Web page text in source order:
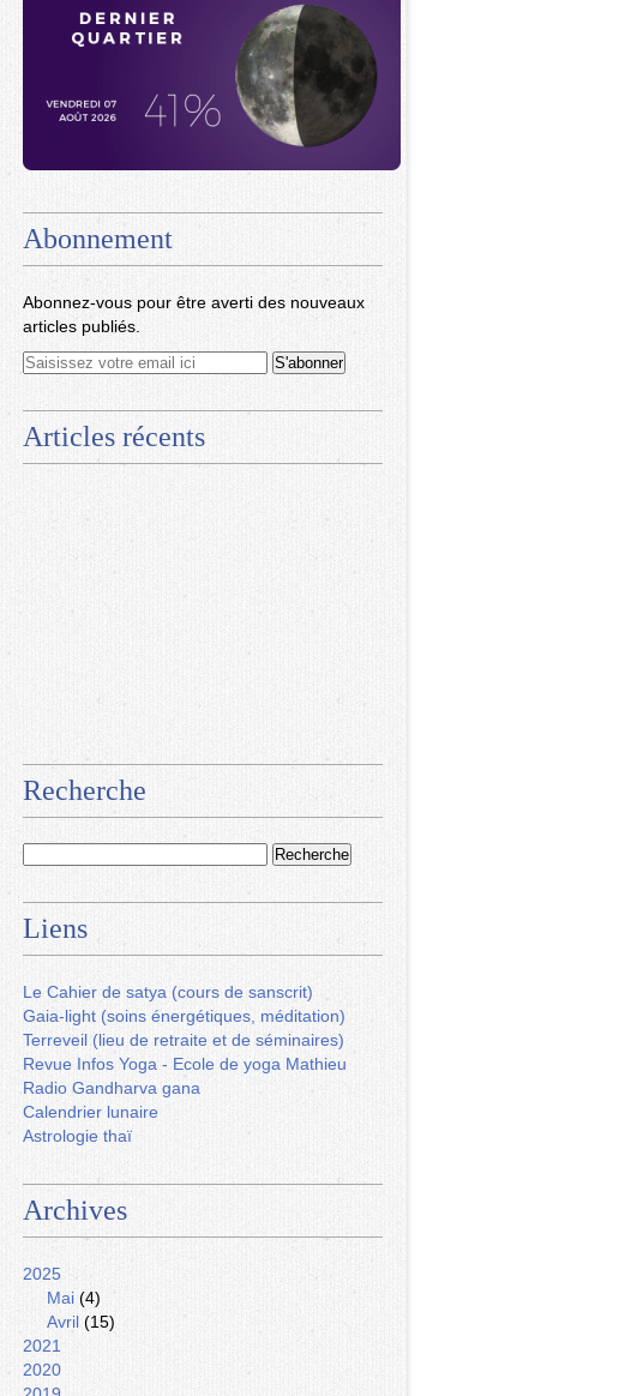
Abonnement
Abonnez-vous pour être averti des nouveaux
articles publiés.
Articles récents
Recherche
Liens
Le Cahier de satya (cours de sanscrit)
Gaia-light (soins énergétiques, méditation)
Terreveil (lieu de retraite et de séminaires)
Revue Infos Yoga - Ecole de yoga Mathieu
Radio Gandharva gana
Calendrier lunaire
Astrologie thaï
Archives
2025
Mai (4)
Avril (15)
2021
2020